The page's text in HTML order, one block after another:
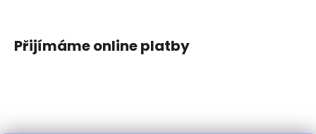
Přijímáme online platby